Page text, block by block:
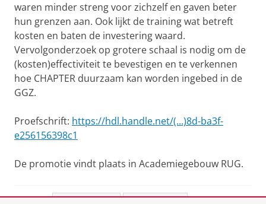
waren minder streng voor zichzelf en gaven beter
hun grenzen aan. Ook lijkt de training wat betreft
kosten en baten de investering waard.
Vervolgonderzoek op grotere schaal is nodig om de
(kosten)effectiviteit te bevestigen en te verkennen
hoe CHAPTER duurzaam kan worden ingebed in de
GGZ.
Proefschrift: https://hdl.handle.net/(...)8d-ba3f-
e256156398c1
De promotie vindt plaats in Academiegebouw RUG.